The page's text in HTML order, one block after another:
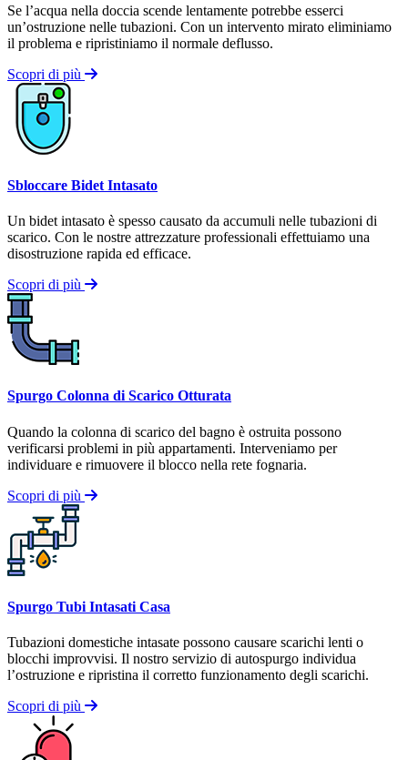
Se l’acqua nella doccia scende lentamente potrebbe esserci
un’ostruzione nelle tubazioni. Con un intervento mirato eliminiamo
il problema e ripristiniamo il normale deflusso.
Scopri di più
Sbloccare Bidet Intasato
Un bidet intasato è spesso causato da accumuli nelle tubazioni di
scarico. Con le nostre attrezzature professionali effettuiamo una
disostruzione rapida ed efficace.
Scopri di più
Spurgo Colonna di Scarico Otturata
Quando la colonna di scarico del bagno è ostruita possono
verificarsi problemi in più appartamenti. Interveniamo per
individuare e rimuovere il blocco nella rete fognaria.
Scopri di più
Spurgo Tubi Intasati Casa
Tubazioni domestiche intasate possono causare scarichi lenti o
blocchi improvvisi. Il nostro servizio di autospurgo individua
l’ostruzione e ripristina il corretto funzionamento degli scarichi.
Scopri di più